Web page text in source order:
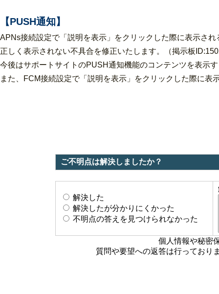
【PUSH通知】
APNs接続設定で「説明を表示」をクリックした際に表示さ
正しく表示されない不具合を修正いたします。（掲示板
今後はサポートサイトのPUSH通知機能のコンテンツを表示
また、FCM接続設定で「説明を表示」をクリックした際に